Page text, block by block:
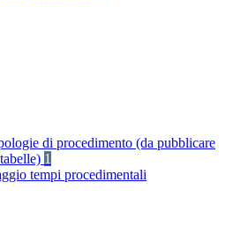
di procedimento (da pubblicare
1
tempi procedimentali